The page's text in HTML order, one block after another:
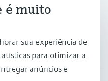
é muito
sua experiência de
para otimizar a
anúncios e